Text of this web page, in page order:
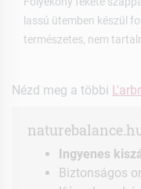
lassú ütemben készül
természetes, nem
Nézd meg a többi
Ingyenes
Biztonságos